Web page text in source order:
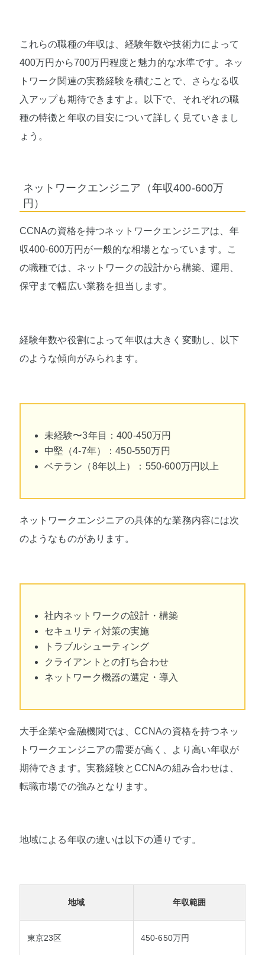
これらの職種の年収は、経験年数や技術力によって
400万円から700万円程度と魅力的な水準です。ネッ
トワーク関連の実務経験を積むことで、さらなる収
入アップも期待できますよ。以下で、それぞれの職
種の特徴と年収の目安について詳しく見ていきまし
ょう。
ネットワークエンジニア（年収400-600万
円）
CCNAの資格を持つネットワークエンジニアは、年
収400-600万円が一般的な相場となっています。こ
の職種では、ネットワークの設計から構築、運用、
保守まで幅広い業務を担当します。
経験年数や役割によって年収は大きく変動し、以下
のような傾向がみられます。
未経験〜3年目：400-450万円
中堅（4-7年）：450-550万円
ベテラン（8年以上）：550-600万円以上
ネットワークエンジニアの具体的な業務内容には次
のようなものがあります。
社内ネットワークの設計・構築
セキュリティ対策の実施
トラブルシューティング
クライアントとの打ち合わせ
ネットワーク機器の選定・導入
大手企業や金融機関では、CCNAの資格を持つネッ
トワークエンジニアの需要が高く、より高い年収が
期待できます。実務経験とCCNAの組み合わせは、
転職市場での強みとなります。
地域による年収の違いは以下の通りです。
地域 年収範囲
東京23区 450-650万円